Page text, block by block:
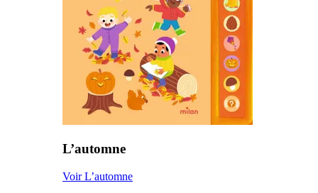
L’automne
Voir L’automne